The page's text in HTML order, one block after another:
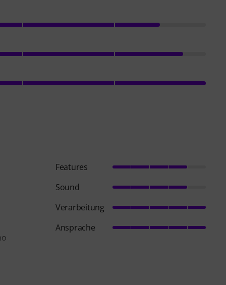
Features
Sound
Verarbeitung
Ansprache